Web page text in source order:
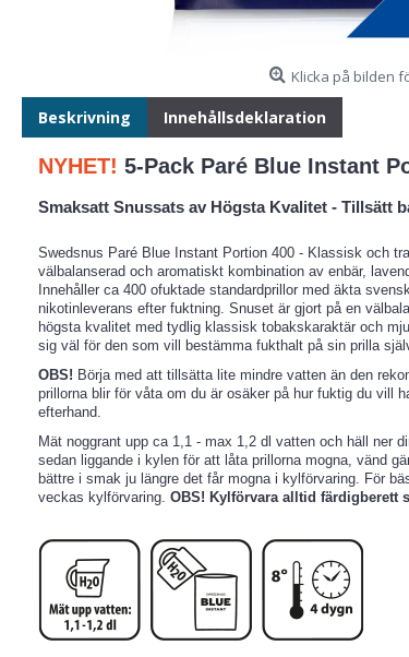
Klicka på bilden
Beskrivning Innehållsdeklaration
NYHET! 5-Pack Paré Blue Instant
Smaksatt Snussats av Högsta Kvalitet - Tillsätt
Swedsnus Paré Blue Instant Portion 400 - Klassisk och
välbalanserad och aromatiskt kombination av enbär,
Innehåller ca 400 ofuktade standardprillor med äkta
nikotinleverans efter fuktning. Snuset är gjort på en
högsta kvalitet med tydlig klassisk tobakskaraktär och
sig väl för den som vill bestämma fukthalt på sin prilla
OBS! Börja med att tillsätta lite mindre vatten än den
prillorna blir för våta om du är osäker på hur fuktig du vill
efterhand.
Mät noggrant upp ca 1,1 - max 1,2 dl vatten och häll ner
sedan liggande i kylen för att låta prillorna mogna, vänd
bättre i smak ju längre det får mogna i kylförvaring. För
veckas kylförvaring. OBS! Kylförvara alltid färdigberett